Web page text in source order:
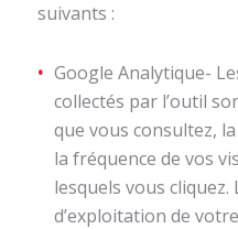
suivants :
Google Analytique-
collectés par l’outil
que vous consultez,
la fréquence de vos
lesquels vous cliquez.
d’exploitation de